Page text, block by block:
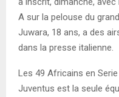
A sur la pelouse du
Juwara, 18 ans, a des
dans la presse italienne.
Les 49 Africains en
Juventus est la seule